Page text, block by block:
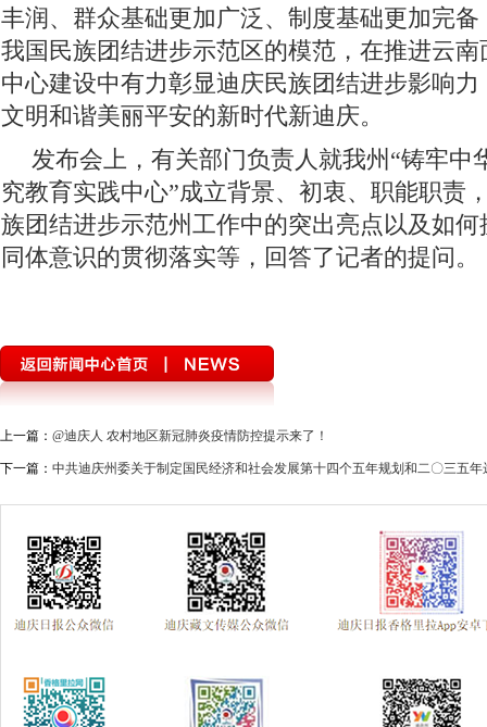
丰润、群众基础更加广泛、制度基础更加完
我国民族团结进步示范区的模范，在推进云
中心建设中有力彰显迪庆民族团结进步影响
文明和谐美丽平安的新时代新迪庆。
发布会上，有关部门负责人就我州“铸牢中
究教育实践中心”成立背景、初衷、职能职责
族团结进步示范州工作中的突出亮点以及如
同体意识的贯彻落实等，回答了记者的提问。
上一篇： @迪庆人 农村地区新冠肺炎疫情防控提示来了！
下一篇： 中共迪庆州委关于制定国民经济和社会发展第十四个五年规划和二〇三五年